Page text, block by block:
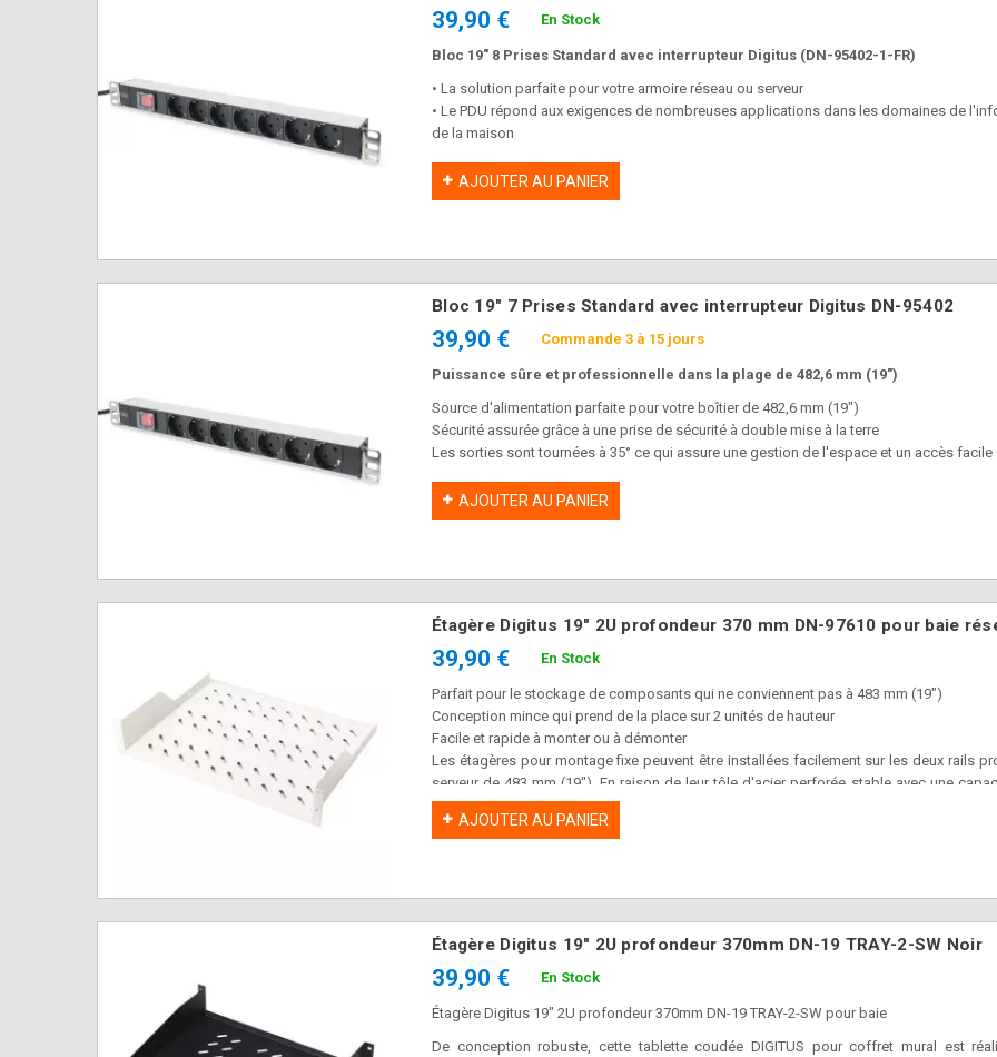
39,90 € En Stock
Bloc 19" 8 Prises Standard avec interrupteur Digitus (DN-95402-1-FR)
• La solution parfaite pour votre armoire réseau ou serveur
• Le PDU répond aux exigences de nombreuses applications dans les domaines de
de la maison
• Il est possible, selon le type d'armoire, de monter la multiprise avec des fixations vers
AJOUTER AU PANIER
Bloc 19" 7 Prises Standard avec interrupteur Digitus DN-95402
39,90 € Commande 3 à 15 jours
Puissance sûre et professionnelle dans la plage de 482,6 mm (19")
Source d'alimentation parfaite pour votre boîtier de 482,6 mm (19")
Sécurité assurée grâce à une prise de sécurité à double mise à la terre
Les sorties sont tournées à 35° ce qui assure une gestion de l'espace et un accès facile
AJOUTER AU PANIER
Étagère Digitus 19" 2U profondeur 370 mm DN-97610 pour baie
39,90 € En Stock
Parfait pour le stockage de composants qui ne conviennent pas à 483 mm (19")
Conception mince qui prend de la place sur 2 unités de hauteur
Facile et rapide à monter ou à démonter
Les étagères pour montage fixe peuvent être installées facilement sur les deux rails
serveur de 483 mm (19"). En raison de leur tôle d'acier perforée stable avec une
pour les composants qui ne conviennent pas à 483 mm (19").
AJOUTER AU PANIER
Étagère Digitus 19" 2U profondeur 370mm DN-19 TRAY-2-SW Noir
39,90 € En Stock
Étagère Digitus 19" 2U profondeur 370mm DN-19 TRAY-2-SW pour baie
De conception robuste, cette tablette coudée DIGITUS pour coffret mural est